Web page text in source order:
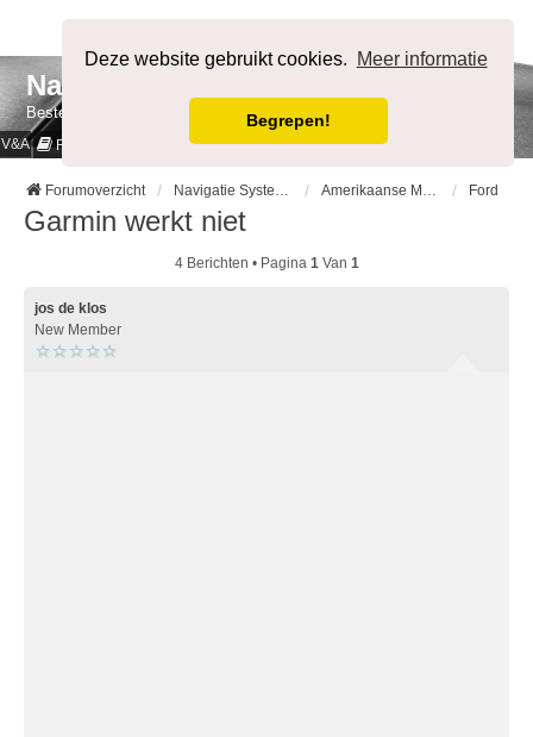
Deze website gebruikt cookies. Meer informatie
Begrepen!
NavigatieForum
Bestemming bereikt.
V&A Regels
Forumoverzicht Navigatie Systemen op Auto merk Amerikaanse Merken Ford
Garmin werkt niet
4 Berichten • Pagina 1Van 1
jos de klos
New Member